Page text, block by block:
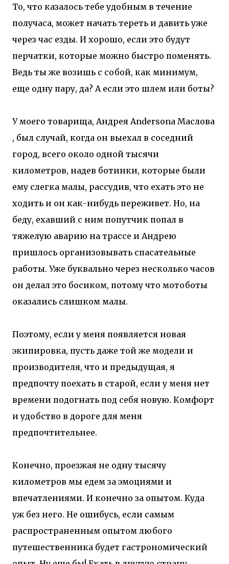
То, что казалось тебе удобным в течение
получаса, может начать тереть и давить уже
через час езды. И хорошо, если это будут
перчатки, которые можно быстро поменять.
Ведь ты же возишь с собой, как минимум,
еще одну пару, да? А если это шлем или боты?
У моего товарища, Андрея Andersona Маслова
, был случай, когда он выехал в соседний
город, всего около одной тысячи
километров, надев ботинки, которые были
ему слегка малы, рассудив, что ехать это не
ходить и он как-нибудь переживет. Но, на
беду, ехавший с ним попутчик попал в
тяжелую аварию на трассе и Андрею
пришлось организовывать спасательные
работы. Уже буквально через несколько часов
он делал это босиком, потому что мотоботы
оказались слишком малы.
Поэтому, если у меня появляется новая
экипировка, пусть даже той же модели и
производителя, что и предыдущая, я
предпочту поехать в старой, если у меня нет
времени подогнать под себя новую. Комфорт
и удобство в дороге для меня
предпочтительнее.
Конечно, проезжая не одну тысячу
километров мы едем за эмоциями и
впечатлениями. И конечно за опытом. Куда
уж без него. Не ошибусь, если самым
распространенным опытом любого
путешественника будет гастрономический